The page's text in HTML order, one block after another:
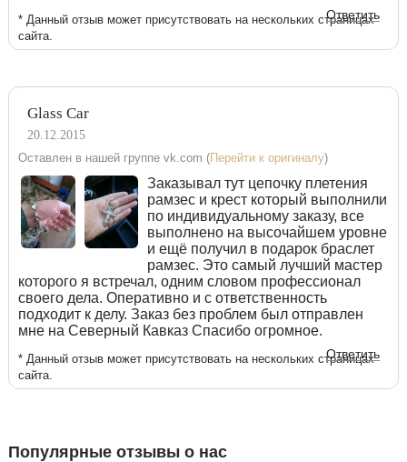
Ответить
* Данный отзыв может присутствовать на нескольких страницах
сайта.
Glass Car
20.12.2015
Оставлен в нашей группе vk.com (Перейти к оригиналу)
Заказывал тут цепочку плетения
рамзес и крест который выполнили
по индивидуальному заказу, все
выполнено на высочайшем уровне
и ещё получил в подарок браслет
рамзес. Это самый лучший мастер
которого я встречал, одним словом профессионал
своего дела. Оперативно и с ответственность
подходит к делу. Заказ без проблем был отправлен
мне на Северный Кавказ Спасибо огромное.
Ответить
* Данный отзыв может присутствовать на нескольких страницах
сайта.
Популярные отзывы о нас